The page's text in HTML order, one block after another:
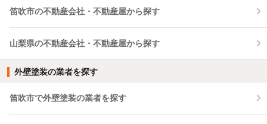
笛吹市の不動産会社・不動産屋から探す
山梨県の不動産会社・不動産屋から探す
外壁塗装の業者を探す
笛吹市で外壁塗装の業者を探す